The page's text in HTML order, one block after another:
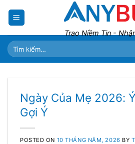
Trao Niềm Tin -
Tìm
kiếm:
Ngày Của Mẹ 2026:
Gợi Ý
POSTED ON 10 THÁNG NĂM, 2026 BY